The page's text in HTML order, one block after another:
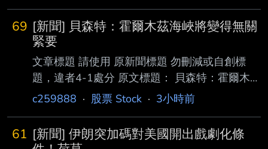
〔記者歐祥義／台北報導〕 原文內容： 延宕多
時的龍潭科學園區擴建計畫（龍科三期）已重
啟，預計開發範圍約104公頃，提供 約46公頃
產業用地。據下游供應鏈人士表示，龍科三期一
旦開發完成，台積電可望進駐 1.4奈米廠及先進
封裝等共五座工廠。 竹科管理局原規劃擴建龍
科三期，並將徵收158.
69 [新聞] 貝森特：霍爾木茲海峽將變得無關
緊要
文章標題 請使用 原新聞標題 勿刪減或自創標
題，違者4-1處分 原文標題： 貝森特：霍爾木茲
海峽將變得無關緊要 請勿刪減或自創標題，違
https://www.epochtimes.com/b5/26/8/8/n1482
6005.htm/amp 網址超過一行，請用縮網址，連
c259888 · 股票 Stock · 3小時前
61 [新聞] 伊朗突加碼對美國開出戲劇化條